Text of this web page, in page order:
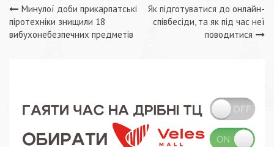
Навігація
записів
Минулої доби прикарпатські
піротехніки знищили 18
вибухонебезпечних предметів
Як підготуватися до онлайн-
співбесіди, та як під час неї
поводитися